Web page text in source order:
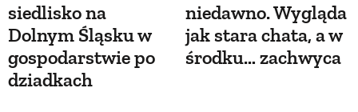
siedlisko na
Dolnym Śląsku w
gospodarstwie po
dziadkach
niedawno. Wygląda
jak stara chata, a w
środku… zachwyca